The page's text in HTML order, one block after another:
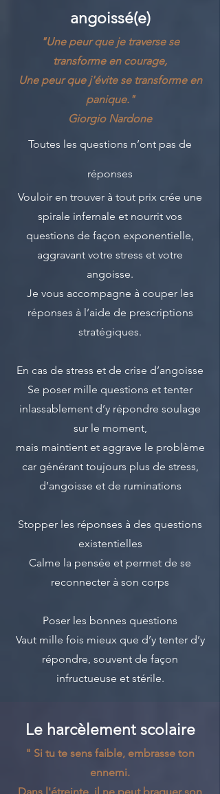
angoissé(e)
"Une peur que je traverse se
transforme en courage,
Une peur que j'évite se transforme en
panique."
Giorgio Nardone
Toutes les questions n’ont pas de
réponses
Vouloir en trouver à tout prix crée une
spirale infernale et nourrit vos
questions de façon exponentielle,
aggravant votre stress et votre
angoisse.
Je vous accompagne à couper les
réponses à l’aide de prescriptions
stratégiques.
En cas de stress et de crise d’angoisse
Se poser mille questions et tenter
inlassablement d’y répondre soulage
sur le moment,
mais maintient et aggrave le problème
car générant toujours plus de stress,
d’angoisse et de ruminations
Stopper les réponses à des questions
existentielles
Calme la pensée et permet de se
reconnecter à son corps
Poser les bonnes questions
Vaut mille fois mieux que d’y tenter d’y
répondre, souvent de façon
infructueuse et stérile.
Le harcèlement scolaire
" Si tu te sens faible, embrasse ton
ennemi.